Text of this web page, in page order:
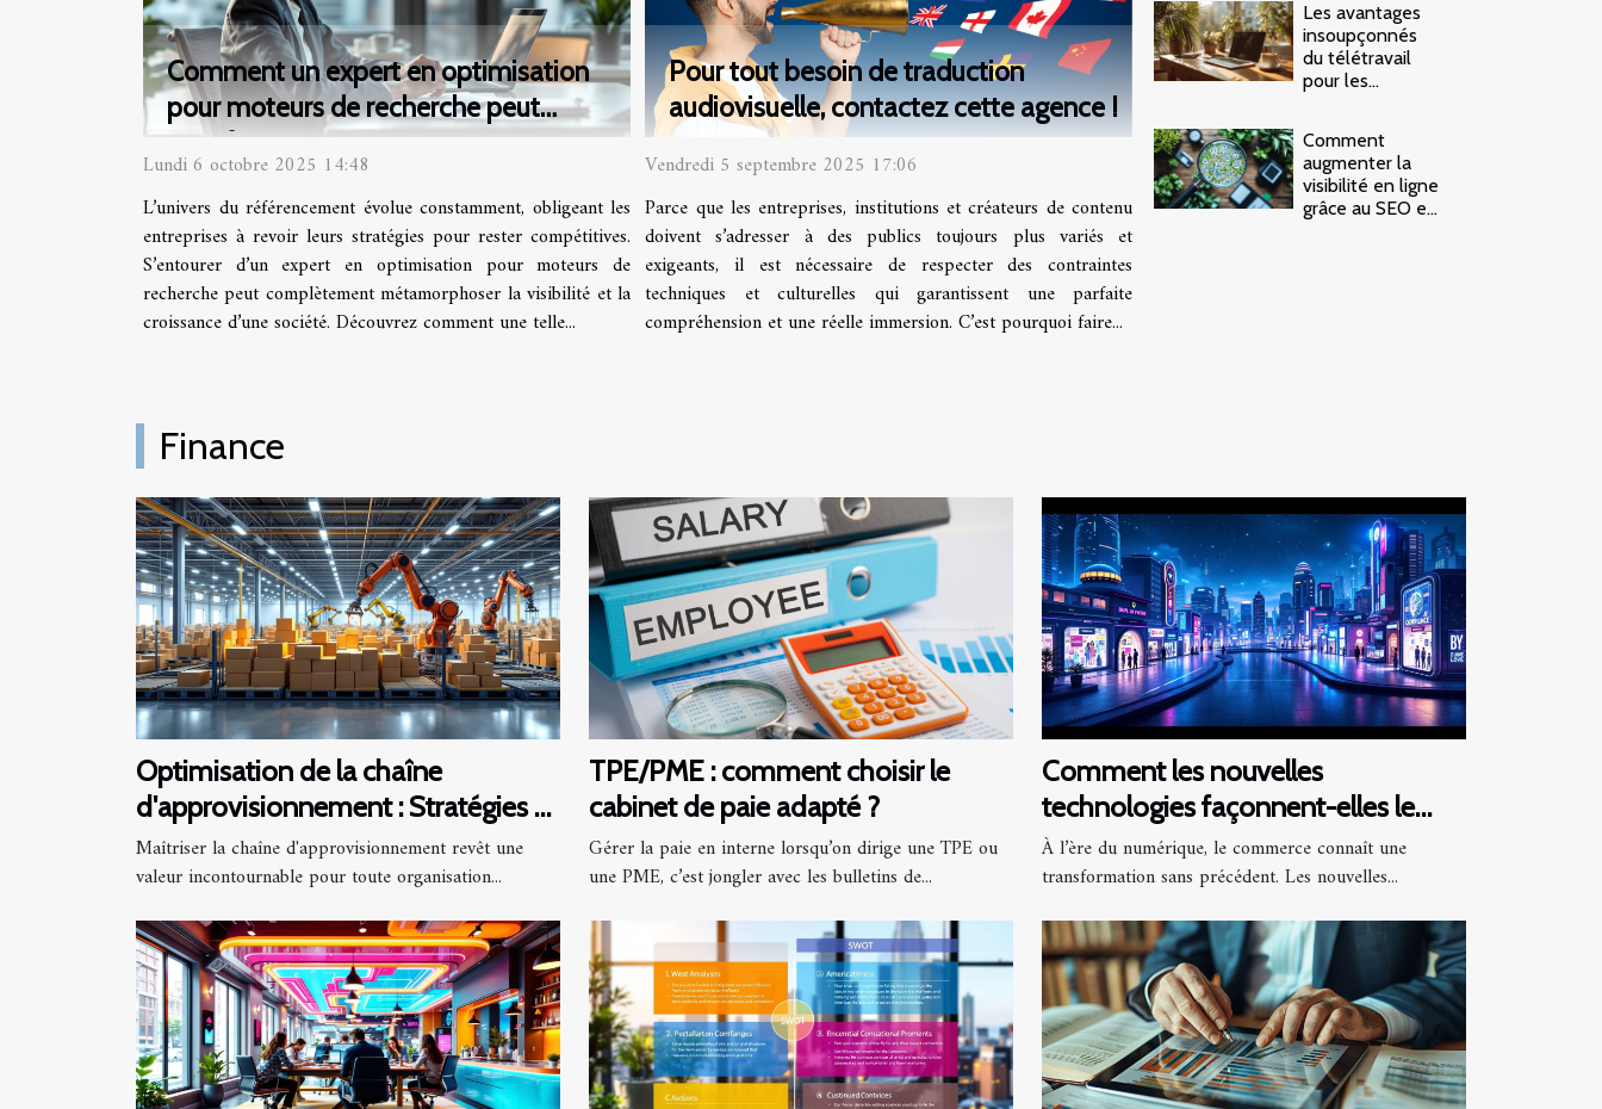
Comment un expert en optimisation
pour moteurs de recherche peut
transformer votre entreprise ?
Lundi 6 octobre 2025 14:48
L’univers du référencement évolue constamment, obligeant les
entreprises à revoir leurs stratégies pour rester compétitives.
S’entourer d’un expert en optimisation pour moteurs de
recherche peut complètement métamorphoser la visibilité et la
croissance d’une société. Découvrez comment une telle...
Pour tout besoin de traduction
audiovisuelle, contactez cette agence !
Vendredi 5 septembre 2025 17:06
Parce que les entreprises, institutions et créateurs de contenu
doivent s’adresser à des publics toujours plus variés et
exigeants, il est nécessaire de respecter des contraintes
techniques et culturelles qui garantissent une parfaite
compréhension et une réelle immersion. C’est pourquoi faire...
Les avantages
insoupçonnés
du télétravail
pour les
Comment
augmenter la
visibilité en ligne
grâce au SEO et
Finance
Optimisation de la chaîne
d'approvisionnement : Stratégies et
bénéfices
Maîtriser la chaîne d'approvisionnement revêt une
valeur incontournable pour toute organisation...
TPE/PME : comment choisir le
cabinet de paie adapté ?
Gérer la paie en interne lorsqu’on dirige une TPE ou
une PME, c’est jongler avec les bulletins de...
Comment les nouvelles
technologies façonnent-elles le
futur du commerce ?
À l’ère du numérique, le commerce connaît une
transformation sans précédent. Les nouvelles...